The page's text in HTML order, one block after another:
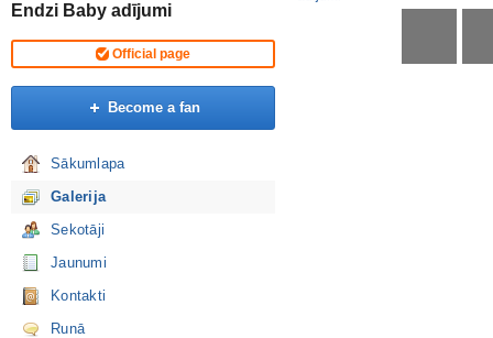
Endzi Baby adījumi
Official page
Become a fan
Sākumlapa
Galerija
Sekotāji
Jaunumi
Kontakti
Runā